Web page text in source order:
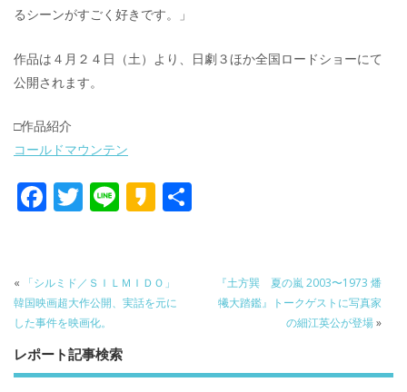
るシーンがすごく好きです。」
作品は４月２４日（土）より、日劇３ほか全国ロードショーにて
公開されます。
□作品紹介
コールドマウンテン
F
b
o
o
k
T
er
Li K
a
o
«
「シルミド／ＳＩＬＭＩＤＯ」
韓国映画超大作公開、実話を元に
した事件を映画化。
『土方巽 夏の嵐 2003〜1973 燔
犧大踏鑑』トークゲストに写真家
の細江英公が登場»
レポート記事検索